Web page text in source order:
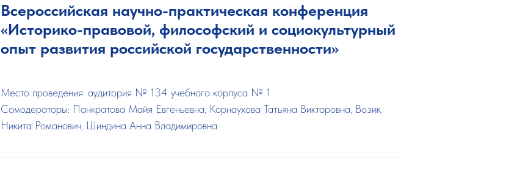
Всероссийская научно-практическая конференция
«Историко-правовой, философский и социокультурный
опыт развития российской государственности»
Место проведения: аудитория № 134 учебного корпуса № 1
Сомодераторы: Панкратова Майя Евгеньевна, Корнаухова Татьяна Викторовна, Возик
Никита Романович, Шиндина Анна Владимировна